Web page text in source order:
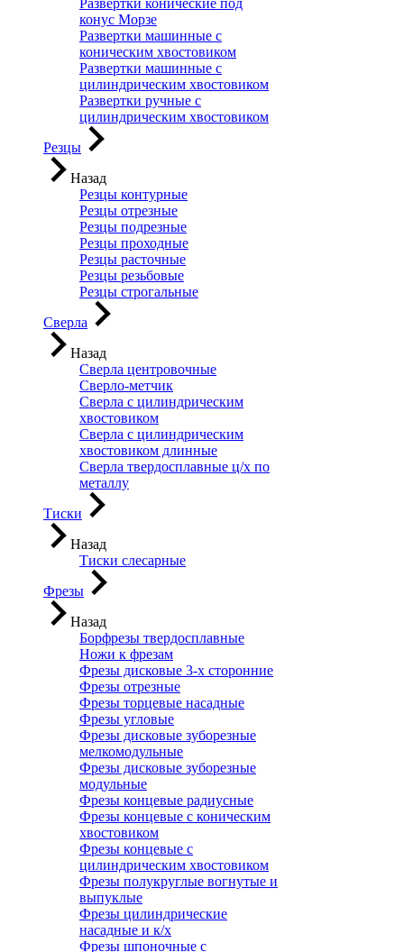
Развертки конические под
конус Морзе
Развертки машинные с
коническим хвостовиком
Развертки машинные с
цилиндрическим хвостовиком
Развертки ручные с
цилиндрическим хвостовиком
Резцы
Назад
Резцы контурные
Резцы отрезные
Резцы подрезные
Резцы проходные
Резцы расточные
Резцы резьбовые
Резцы строгальные
Сверла
Назад
Сверла центровочные
Сверло-метчик
Сверла с цилиндрическим
хвостовиком
Сверла с цилиндрическим
хвостовиком длинные
Сверла твердосплавные ц/х по
металлу
Тиски
Назад
Тиски слесарные
Фрезы
Назад
Борфрезы твердосплавные
Ножи к фрезам
Фрезы дисковые 3-х сторонние
Фрезы отрезные
Фрезы торцевые насадные
Фрезы угловые
Фрезы дисковые зуборезные
мелкомодульные
Фрезы дисковые зуборезные
модульные
Фрезы концевые радиусные
Фрезы концевые с коническим
хвостовиком
Фрезы концевые с
цилиндрическим хвостовиком
Фрезы полукруглые вогнутые и
выпуклые
Фрезы цилиндрические
насадные и к/х
Фрезы шпоночные с